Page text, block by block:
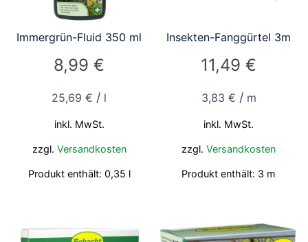
Immergrün-Fluid 350 ml
8,99€
25,69€ / l
inkl. MwSt.
zzgl. Versandkosten
Produkt enthält: 0,35 l
Insekten-Fanggürtel 3m
11,49€
3,83 € / m
inkl. MwSt.
zzgl.Versandkosten
Produkt enthält: 3 m